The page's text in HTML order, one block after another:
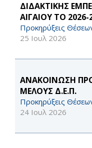
ΔΙΔΑΚΤΙΚΗΣ
ΑΙΓΑΙΟΥ ΤΟ 2026-
Προκηρύξεις
25 Ιουλ 2026
ΑΝΑΚΟΙΝΩΣΗ
ΜΕΛΟΥΣ Δ.Ε.Π.
Προκηρύξεις
24 Ιουλ 2026